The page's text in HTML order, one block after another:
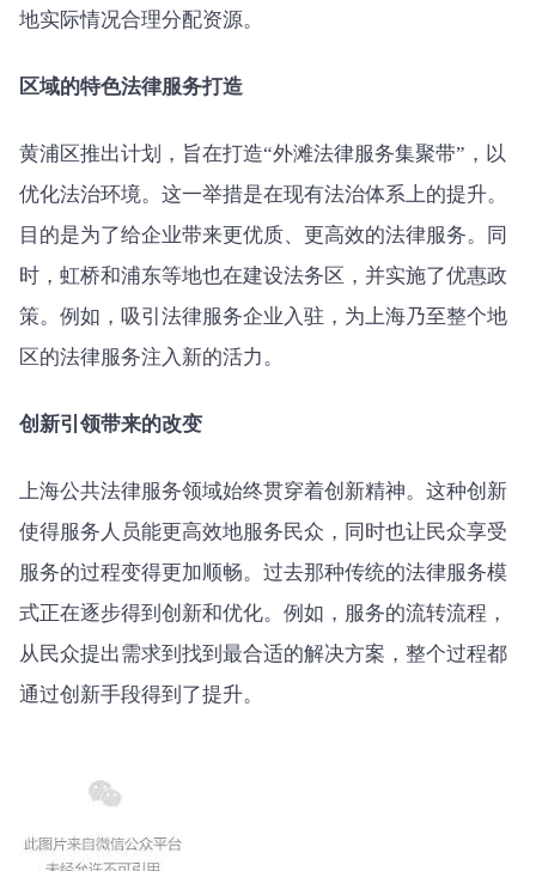
地实际情况合理分配资源。
区域的特色法律服务打造
黄浦区推出计划，旨在打造“外滩法律服务集聚带”，以
优化法治环境。这一举措是在现有法治体系上的提升。
目的是为了给企业带来更优质、更高效的法律服务。同
时，虹桥和浦东等地也在建设法务区，并实施了优惠政
策。例如，吸引法律服务企业入驻，为上海乃至整个地
区的法律服务注入新的活力。
创新引领带来的改变
上海公共法律服务领域始终贯穿着创新精神。这种创新
使得服务人员能更高效地服务民众，同时也让民众享受
服务的过程变得更加顺畅。过去那种传统的法律服务模
式正在逐步得到创新和优化。例如，服务的流转流程，
从民众提出需求到找到最合适的解决方案，整个过程都
通过创新手段得到了提升。